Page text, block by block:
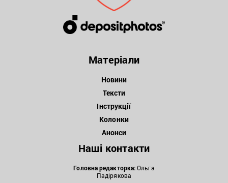
Матеріали
Новини
Тексти
Інструкції
Колонки
Анонси
Наші контакти
Головна редакторка:Ольга
Падірякова